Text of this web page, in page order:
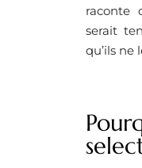
raconte
serait
qu’ils ne